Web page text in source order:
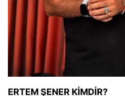
ERTEM ŞENER KİMDİR?